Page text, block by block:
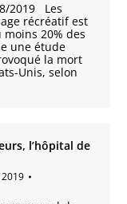
2019 Les
récréatif est
20% des
une étude
la mort
Unis, selon
l’hôpital de